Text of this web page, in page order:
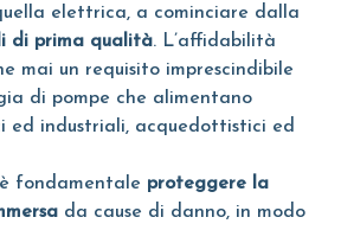
elettrica, a cominciare dalla
di prima qualità. L’affidabilità
mai un requisito imprescindibile
di pompe che alimentano
ed industriali, acquedottistici ed
fondamentale proteggere la
da cause di danno, in modo